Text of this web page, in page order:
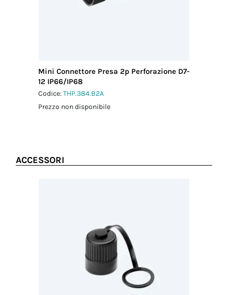
Mini Connettore Presa 2p Perforazione D7-
12 IP66/IP68
Codice:THP.384.B2A
Prezzo non disponibile
ACCESSORI